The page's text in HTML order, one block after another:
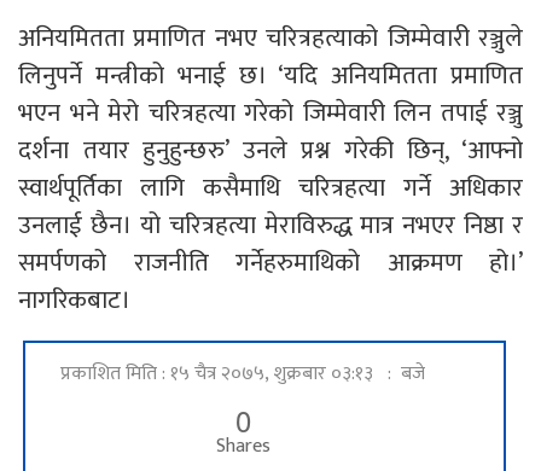
अनियमितता प्रमाणित नभए चरित्रहत्याको जिम्मेवारी रञ्जुले
लिनुपर्ने मन्त्रीको भनाई छ। ‘यदि अनियमितता प्रमाणित
भएन भने मेरो चरित्रहत्या गरेको जिम्मेवारी लिन तपाई रञ्जु
दर्शना तयार हुनुहुन्छरु’ उनले प्रश्न गरेकी छिन्, ‘आफ्नो
स्वार्थपूर्तिका लागि कसैमाथि चरित्रहत्या गर्ने अधिकार
उनलाई छैन। यो चरित्रहत्या मेराविरुद्ध मात्र नभएर निष्ठा र
समर्पणको राजनीति गर्नेहरुमाथिको आक्रमण हो।’
नागरिकबाट।
प्रकाशित मिति : १५ चैत्र २०७५, शुक्रबार ०३:१३ : बजे
0
Shares